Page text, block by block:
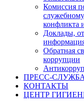
Комиссия
конфликта
Доклады,
Обратная
коррупции
ПРЕСС-СЛУЖБА
КОНТАКТЫ
ЦЕНТР